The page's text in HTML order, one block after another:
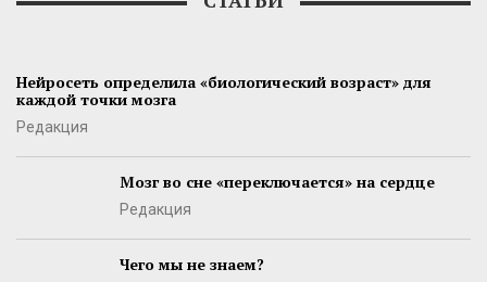
Нейросеть определила «биологический возраст» для
каждой точки мозга
Редакция
Мозг во сне «переключается» на сердце
Редакция
Чего мы не знаем?